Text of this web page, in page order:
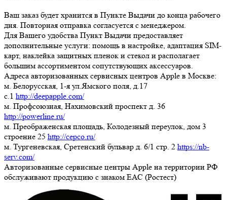
Ваш заказ будет хранится в Пункте Выдачи до конца рабочего
дня. Повторная отправка согласуется с менеджером.
Для Вашего удобства Пункт Выдачи предоставляет
дополнительные услуги: помощь в настройке, адаптация SIM-
карт, наклейка защитных пленок и стекол и располагает
большим ассортиментом сопутствующих аксессуаров.
Адреса авторизованных сервисных центров Apple в Москве:
м. Белорусская, 1-я ул.Ямского поля, д.17
c.1 http://deepapple.com/
м. Профсоюзная, Нахимовский проспект д. 36
http://powerline.ru/
м. Преображенская площадь, Колодезный переулок, дом 3
строение 25 http://cepco.ru/
м. Тургеневская, Сретенский бульвар д. 6/1 стр. 2 https://nb-
serv.com/
Авторизованные сервисные центры Apple на территории РФ
обслуживают продукцию с знаком ЕАС (Ростест)